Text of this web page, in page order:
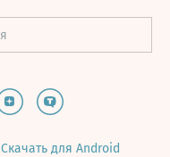
Скачать для Android